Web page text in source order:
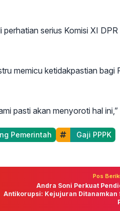
serius Komisi XI
memicu ketidakpastian bagi
pasti akan menyoroti hal
Pemerintah
Gaji PPPK
Pos
Andra Soni Perkuat
Antikorupsi: Kejujuran Ditanamkan